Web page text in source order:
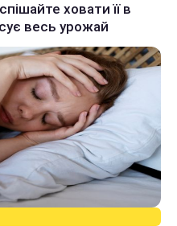
ховати її в
весь урожай